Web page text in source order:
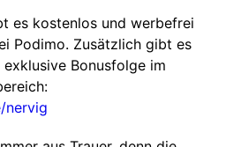
es kostenlos und werbefrei
Podimo. Zusätzlich gibt es
Bonusfolge im
nervig